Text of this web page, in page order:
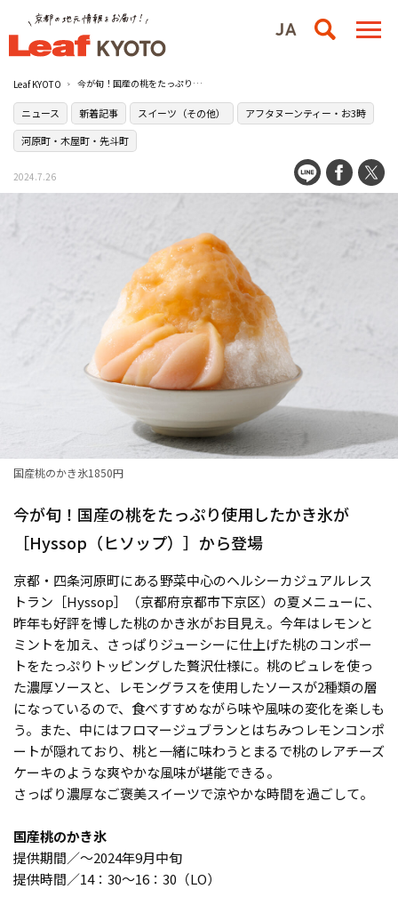
Leaf KYOTO 今が旬！国産の桃をたっぷり使用したかき氷が［Hyssop（ヒソップ）］から登場
ニュース 新着記事 スイーツ（その他）
アフタヌーンティー・お3時
河原町・木屋町・先斗町
2024.7.26
国産桃のかき氷1850円
今が旬！国産の桃をたっぷり使用したかき氷が
［Hyssop（ヒソップ）］から登場
京都・四条河原町にある野菜中心のヘルシーカジュアルレス
トラン［Hyssop］（京都府京都市下京区）の夏メニューに、
昨年も好評を博した桃のかき氷がお目見え。今年はレモンと
ミントを加え、さっぱりジューシーに仕上げた桃のコンポー
トをたっぷりトッピングした贅沢仕様に。桃のピュレを使っ
た濃厚ソースと、レモングラスを使用したソースが2種類の層
になっているので、食べすすめながら味や風味の変化を楽しも
う。また、中にはフロマージュブランとはちみつレモンコンポ
ートが隠れており、桃と一緒に味わうとまるで桃のレアチーズ
ケーキのような爽やかな風味が堪能できる。
さっぱり濃厚なご褒美スイーツで涼やかな時間を過ごして。
国産桃のかき氷
提供期間／〜2024年9月中旬
提供時間／14：30〜16：30（LO）